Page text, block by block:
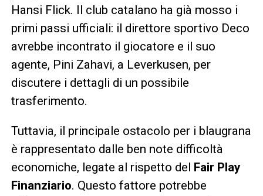
Hansi Flick. Il club catalano ha già mosso i
primi passi ufficiali: il direttore sportivo Deco
avrebbe incontrato il giocatore e il suo
agente, Pini Zahavi, a Leverkusen, per
discutere i dettagli di un possibile
trasferimento.
Tuttavia, il principale ostacolo per i blaugrana
è rappresentato dalle ben note difficoltà
economiche, legate al rispetto del Fair Play
Finanziario. Questo fattore potrebbe